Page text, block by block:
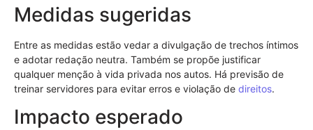
Medidas sugeridas
Entre as medidas estão vedar a divulgação de trechos íntimos
e adotar redação neutra. Também se propõe justificar
qualquer menção à vida privada nos autos. Há previsão de
treinar servidores para evitar erros e violação de direitos.
Impacto esperado